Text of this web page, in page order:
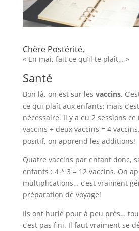
Chère Postérité,
« En mai, fait ce qu’il te plaît… »
Santé
Bon là, on est sur les vaccins.
ce qui plaît aux enfants; mais
nécessaire. Il y a eu 2 sessions
vaccins + deux vaccins = 4
positif, on apprend les additions!
Quatre vaccins par enfant donc,
enfants : 4 * 3 = 12 vaccins. On
multiplications… c’est vraiment
préparation de voyage!
Ils ont hurlé pour à peu près…
c’est pas fini. Il faut vraiment se